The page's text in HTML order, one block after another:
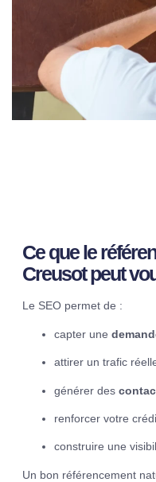
Ce que le
Creusotpeut
Le SEO permet de :
capter une
attirer un trafic
générer des
renforcer votre
construire une
Un bon référencement